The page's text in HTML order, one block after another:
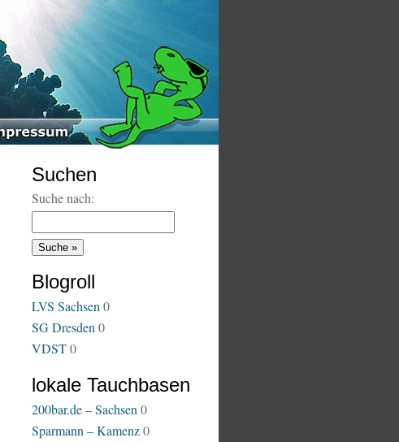
Suchen
Suche nach:
Blogroll
LVS Sachsen 0
SG Dresden 0
VDST0
lokale Tauchbasen
200bar.de – Sachsen 0
Sparmann – Kamenz0